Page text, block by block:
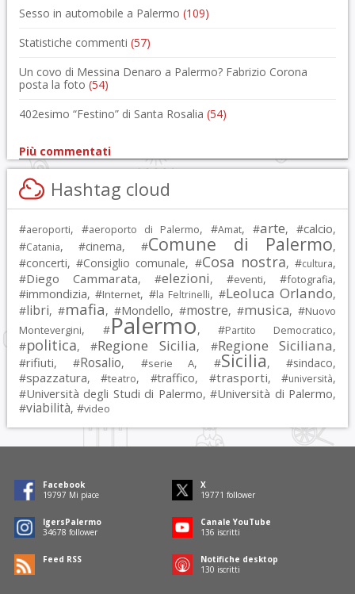
Sesso in automobile a Palermo (109)
Statistiche commenti (57)
Un covo di Messina Denaro a Palermo? Fabrizio Corona
posta la foto (54)
402esimo “Festino” di Santa Rosalia (54)
Più commentati
Hashtag cloud
#aeroporti, #aeroporto di Palermo, #Amat, #arte, #calcio,
#Catania, #cinema, #Comune di Palermo,
#concerti, #Consiglio comunale, #Cosa nostra, #cultura,
#Diego Cammarata, #elezioni, #eventi, #fotografia,
#immondizia, #Internet, #la Feltrinelli, #Leoluca Orlando,
#libri, #mafia, #Mondello, #mostre, #musica, #Nuovo
Montevergini, #Palermo, #Partito Democratico,
#politica, #Regione Sicilia, #Regione Siciliana,
#rifiuti, #Rosalio, #serie A, #Sicilia, #sindaco,
#spazzatura, #teatro, #traffico, #trasporti, #università,
#Università degli Studi di Palermo, #Università di Palermo,
#viabilità, #video
Facebook
19797 Mi piace
X
19771 follower
IgersPalermo
34678 follower
Canale YouTube
136 iscritti
Feed RSS
Notifiche desktop
130 iscritti